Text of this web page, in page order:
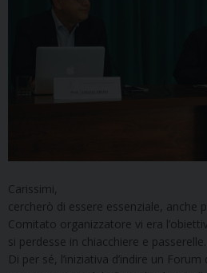
Carissimi,
cercherò di essere essenziale, anche
Comitato organizzatore vi era
si perdesse in chiacchiere e passerelle.
Di per sé, l’iniziativa d’indire un